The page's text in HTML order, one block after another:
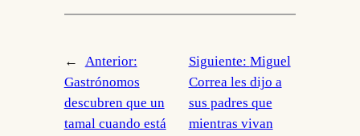
←
Anterior:
Gastrónomos
descubren que un
tamal cuando está
Siguiente: Miguel
Correa les dijo a
sus padres que
mientras vivan